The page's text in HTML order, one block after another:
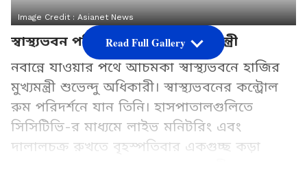
Image Credit :Asianet News
স্বাস্থ্যভবন পরিদর্শনে মুখ্যমন্ত্রী-স্বাস্থ্যমন্ত্রী
নবান্নে যাওয়ার পথে আচমকা স্বাস্থ্যভবনে হাজির
মুখ্যমন্ত্রী শুভেন্দু অধিকারী। স্বাস্থ্যভবনের কন্ট্রোল
রুম পরিদর্শনে যান তিনি। হাসপাতালগুলিতে
সিসিটিভি-র মাধ্যমে লাইভ মনিটরিং এবং
দালালচক্র রুখতে বৃহস্পতিবার একগুচ্ছ কড়া
Read Full Gallery